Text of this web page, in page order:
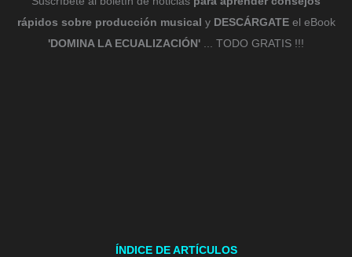
rápidos sobre producción musical y DESCÁRGATEel eBook
'DOMINA LA ECUALIZACIÓN' ... TODO GRATIS !!!
ÍNDICE DE ARTÍCULOS